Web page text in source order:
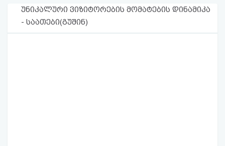
უნიკალური ვიზიტორების მომატების დინამიკა
- საათები(გუშინ)